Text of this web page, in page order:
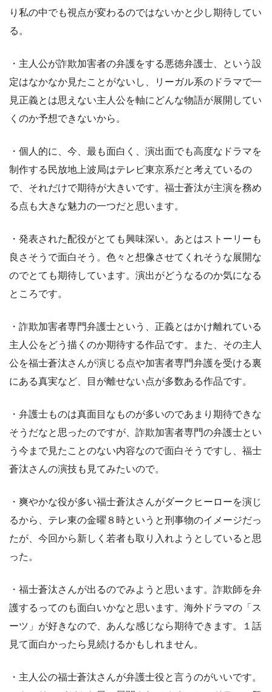
り私の中でも視点が変わるのではないかと少し期待してい
る。
・主人公が詐欺加害者の弁護をする悪徳弁護士、という設
定はなかなか見たことがないし、リーガル系のドラマで一
見正義とは思えない主人公を軸にどんな物語が展開してい
くのか予想できないから。
・個人的に、今、最も面白く、演出面でも高度なドラマを
制作する民放地上波局はテレビ東京系だと考えているの
で、それだけで期待が大きいです。福士蒼汰が主演を務め
る点も大きな魅力の一つだと思います。
・発表された配役がとても興味深い。あとはストーリーも
良さそうで面白そう。色々と想像させてくれそうな展開な
のでとても期待しています。演出がどうなるのか気になる
ところです。
・詐欺加害者専門弁護士という、正義とはかけ離れている
主人公をどう描くのか期待する作品です。また、その主人
公を福士蒼汰さんが演じる点や加害者専門弁護を受ける裏
にある真実など、目が離せない点が多数ある作品です。
・弁護士ものは真面目なものが多いのであまり期待できな
そうだなと思ったのですが、詐欺加害者専門の弁護士とい
う今まで見たことのない内容なので面白そうですし、福士
蒼汰さんの演技も見てみたいので。
・爽やかな役が多い福士蒼汰さんがダークヒーローを演じ
るから、テレ東の金曜８時というと刑事物のイメージだっ
たが、今回から新しく若者も取り入れようとしていると思
った。
・福士蒼汰さんが出るのでみようと思います。詐欺師を弁
護するってのも面白いかなと思います。海外ドラマの「ス
ーツ」が好きなので、あんな感じなら期待できます。１話
見て面白かったら見続けるかもしれません。
・主人公の福士蒼汰さんが弁護士役と言うのがいいです。